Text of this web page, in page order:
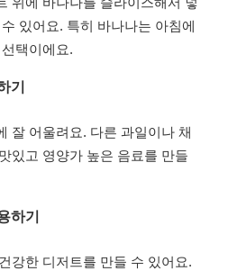
있어요. 특히 바나나는 아침에
택이에요.
기
잘 어울려요. 다른 과일이나 채
있고 영양가 높은 음료를 만들
하기
강한 디저트를 만들 수 있어요.